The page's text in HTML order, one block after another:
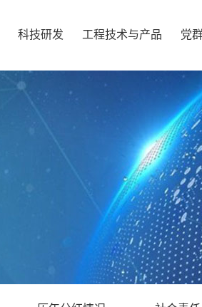
科技研发 工程技术与产品 党